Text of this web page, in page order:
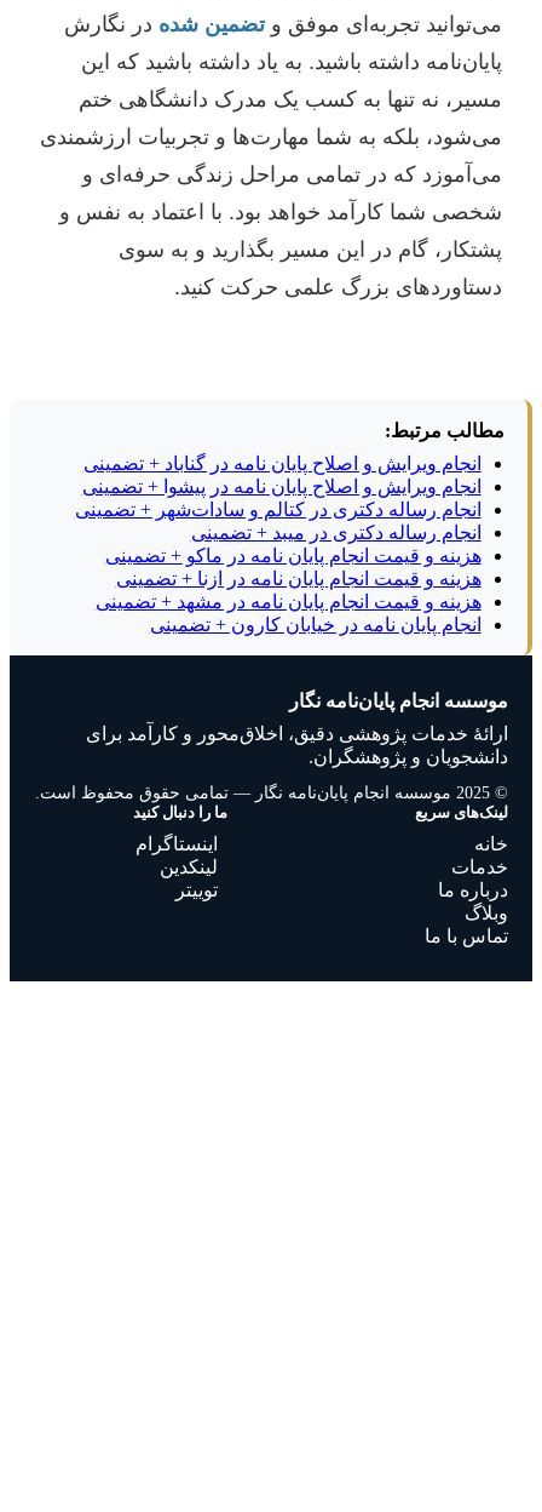
می‌توانید تجربه‌ای موفق وتضمین شدهدر نگارش
پایان‌نامه داشته باشید. به یاد داشته باشید که این
مسیر، نه تنها به کسب یک مدرک دانشگاهی ختم
می‌شود، بلکه به شما مهارت‌ها و تجربیات ارزشمندی
می‌آموزد که در تمامی مراحل زندگی حرفه‌ای و
شخصی شما کارآمد خواهد بود. با اعتماد به نفس و
پشتکار، گام در این مسیر بگذارید و به سوی
دستاوردهای بزرگ علمی حرکت کنید.
مطالب مرتبط:
انجام ویرایش و اصلاح پایان نامه در گناباد + تضمینی
انجام ویرایش و اصلاح پایان نامه در پیشوا + تضمینی
انجام رساله دکتری در کتالم و سادات‌شهر + تضمینی
انجام رساله دکتری در میبد + تضمینی
هزینه و قیمت انجام پایان نامه در ماکو + تضمینی
هزینه و قیمت انجام پایان نامه در ازنا + تضمینی
هزینه و قیمت انجام پایان نامه در مشهد + تضمینی
انجام پایان نامه در خیابان کارون + تضمینی
موسسه انجام پایان‌نامه نگار
ارائهٔ خدمات پژوهشی دقیق، اخلاق‌محور و کارآمد برای
دانشجویان و پژوهشگران.
لینک‌های سریع
خدمات
درباره ما
وبلاگ
تماس با ما
ما را دنبال کنید
اینستاگرام
لینکدین
توییتر